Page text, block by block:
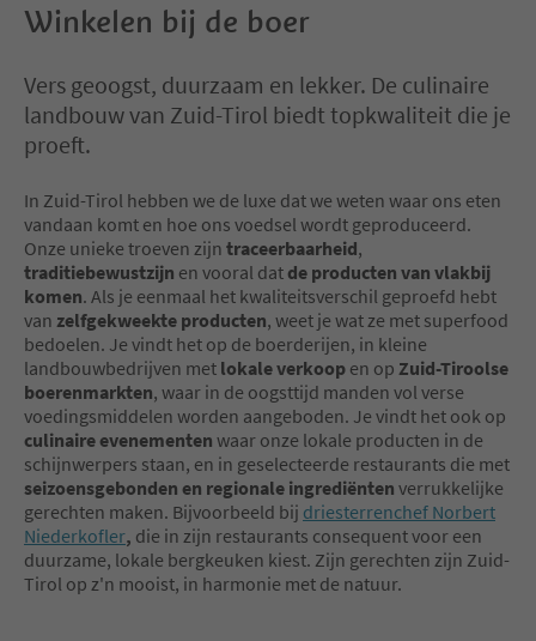
Winkelen bij de boer
Vers geoogst, duurzaam en lekker. De culinaire
landbouw van Zuid-Tirol biedt topkwaliteit die je
proeft.
In Zuid-Tirol hebben we de luxe dat we weten waar ons eten
vandaan komt en hoe ons voedsel wordt geproduceerd.
Onze unieke troeven zijn traceerbaarheid,
traditiebewustzijn en vooral dat de producten van vlakbij
komen. Als je eenmaal het kwaliteitsverschil geproefd hebt
van zelfgekweekte producten, weet je wat ze met superfood
bedoelen. Je vindt het op de boerderijen, in kleine
landbouwbedrijven met lokale verkoop en op Zuid-Tiroolse
boerenmarkten, waar in de oogsttijd manden vol verse
voedingsmiddelen worden aangeboden. Je vindt het ook op
culinaire evenementen waar onze lokale producten in de
schijnwerpers staan, en in geselecteerde restaurants die met
seizoensgebonden en regionale ingrediënten verrukkelijke
gerechten maken. Bijvoorbeeld bij driesterrenchef Norbert
Niederkofler, die in zijn restaurants consequent voor een
duurzame, lokale bergkeuken kiest. Zijn gerechten zijn Zuid-
Tirol op z'n mooist, in harmonie met de natuur.